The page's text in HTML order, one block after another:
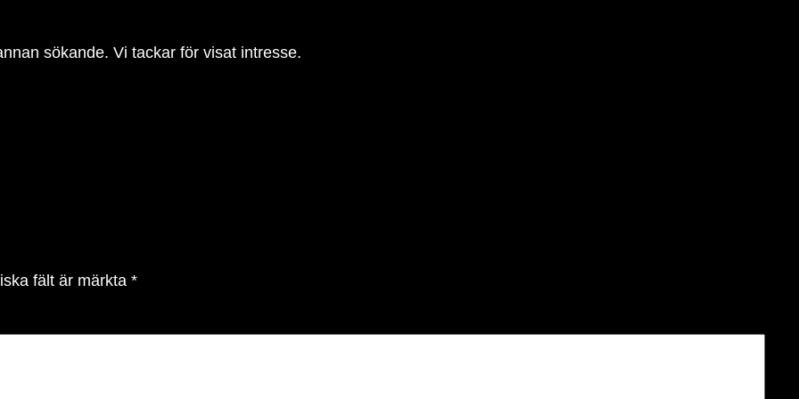
sökande. Vi tackar för visat intresse.
fält är märkta *